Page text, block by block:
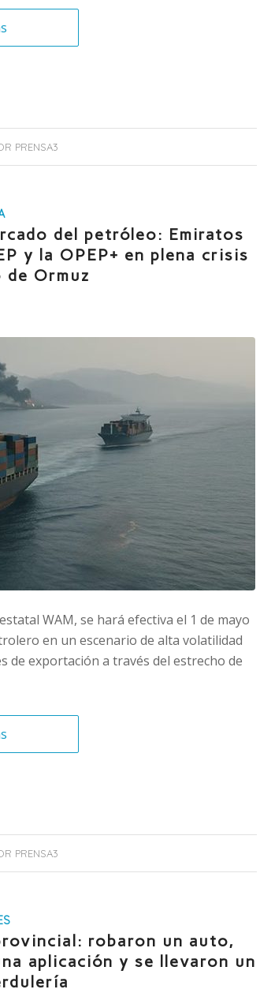
PRENSA3
del petróleo: Emiratos
y la OPEP+ en plena crisis
Ormuz
WAM, se hará efectiva el 1 de mayo
en un escenario de alta volatilidad
de exportación a través del estrecho de
PRENSA3
robaron un auto,
aplicación y se llevaron un